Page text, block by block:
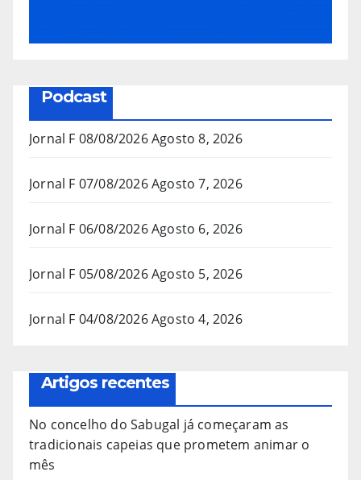
Podcast
Jornal F 08/08/2026Agosto 8, 2026
Jornal F 07/08/2026Agosto 7, 2026
Jornal F 06/08/2026Agosto 6, 2026
Jornal F 05/08/2026Agosto 5, 2026
Jornal F 04/08/2026Agosto 4, 2026
Artigos recentes
No concelho do Sabugal já começaram as
tradicionais capeias que prometem animar o
mês